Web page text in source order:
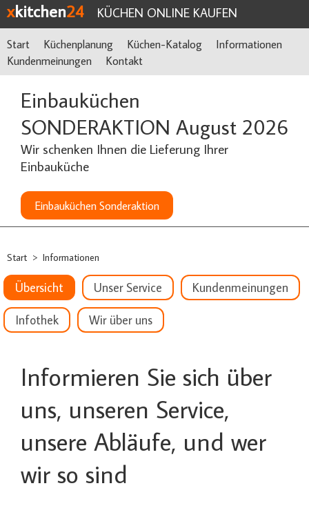
xkitchen24 KÜCHEN ONLINE KAUFEN
Start Küchenplanung Küchen-Katalog
Informationen
Kundenmeinungen
Kontakt
Einbauküchen
SONDERAKTION August 2026
Wir schenken Ihnen die Lieferung Ihrer
Einbauküche
Einbauküchen Sonderaktion
Start > Informationen
Übersicht Unser Service Kundenmeinungen
Infothek Wir über uns
Informieren Sie sich über
uns, unseren Service,
unsere Abläufe, und wer
wir so sind